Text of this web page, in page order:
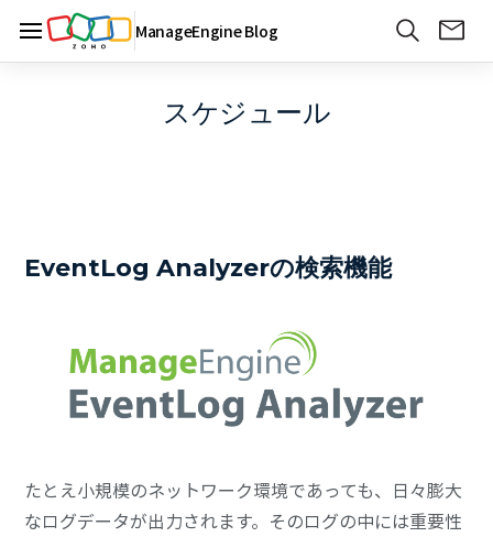
ManageEngine Blog
スケジュール
EventLog Analyzerの検索機能
たとえ小規模のネットワーク環境であっても、日々膨大
なログデータが出力されます。そのログの中には重要性